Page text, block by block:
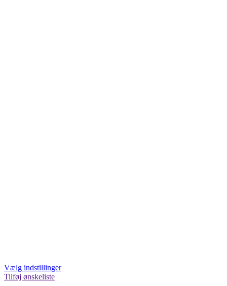
Vælg indstillinger
Tilføj ønskeliste